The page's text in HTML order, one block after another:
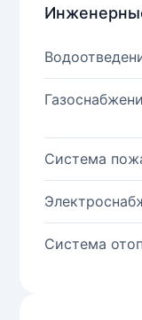
Система
Система